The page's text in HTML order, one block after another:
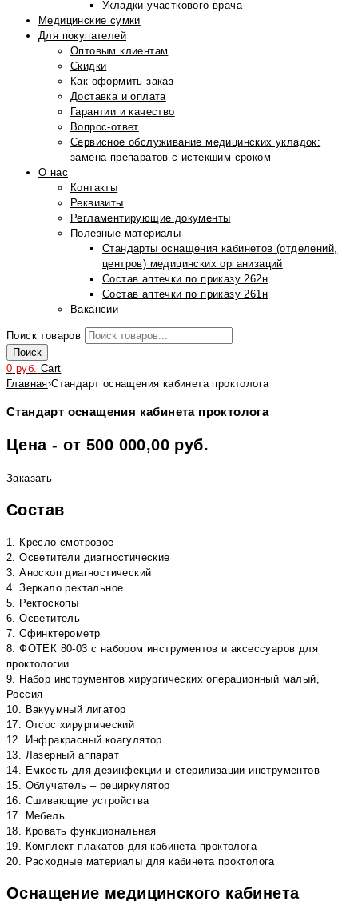
Укладки участкового врача
Медицинские сумки
Для покупателей
Оптовым клиентам
Скидки
Как оформить заказ
Доставка и оплата
Гарантии и качество
Вопрос-ответ
Сервисное обслуживание медицинских укладок:
замена препаратов с истекшим сроком
О нас
Контакты
Реквизиты
Регламентирующие документы
Полезные материалы
Стандарты оснащения кабинетов (отделений,
центров) медицинских организаций
Состав аптечки по приказу 262н
Состав аптечки по приказу 261н
Вакансии
Поиск товаров
Поиск
0 руб. Cart
Главная›Стандарт оснащения кабинета проктолога
Стандарт оснащения кабинета проктолога
Цена - от 500 000,00 руб.
Заказать
Состав
1. Кресло смотровое
2. Осветители диагностические
3. Аноскоп диагностический
4. Зеркало ректальное
5. Ректоскопы
6. Осветитель
7. Сфинктерометр
8. ФОТЕК 80-03 с набором инструментов и аксессуаров для
проктологии
9. Набор инструментов хирургических операционный малый,
Россия
10. Вакуумный лигатор
17. Отсос хирургический
12. Инфракрасный коагулятор
13. Лазерный аппарат
14. Емкость для дезинфекции и стерилизации инструментов
15. Облучатель – рециркулятор
16. Сшивающие устройства
17. Мебель
18. Кровать функциональная
19. Комплект плакатов для кабинета проктолога
20. Расходные материалы для кабинета проктолога
Оснащение медицинского кабинета